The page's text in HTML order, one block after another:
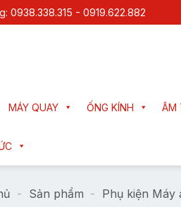
0938.338.315 - 0919.622.882
MÁY QUAY ỐNG KÍNH ÂM
- Sản phẩm - Phụ kiện Máy